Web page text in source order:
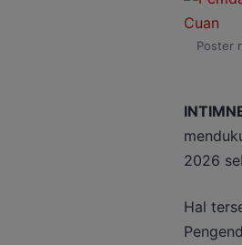
Poster
2026
Hal